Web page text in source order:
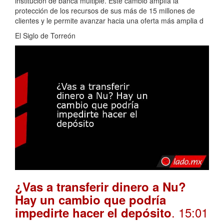
protección de los recursos de sus más de 15 millones de
clientes y le permite avanzar hacia una oferta más amplia d
El Siglo de Torreón
¿Vas a transferir dinero a Nu?
Hay un cambio que podría
impedirte hacer el depósito. 15:01